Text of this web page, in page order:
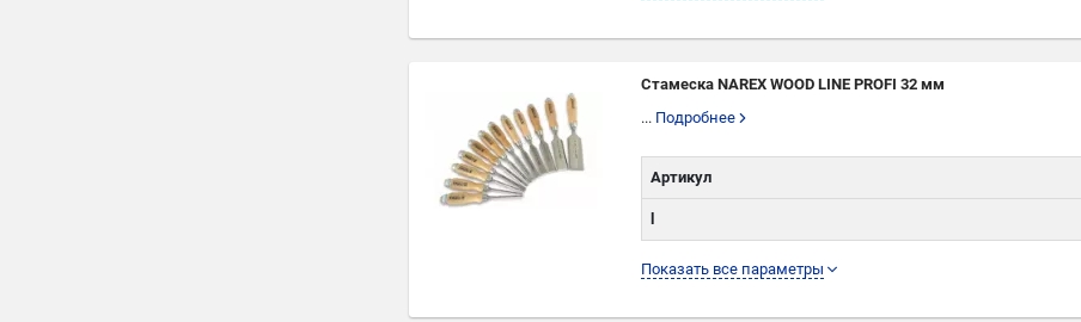
Стамеска NAREX WOOD LINE PROFI 32 мм
... Подробнее
Показать все параметры
Артикул
L